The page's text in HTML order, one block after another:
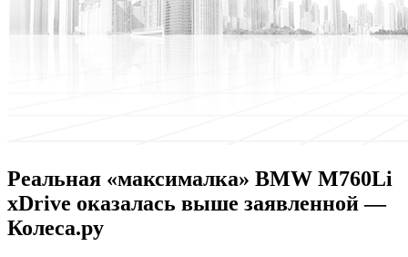
Реальная «максималка» BMW M760Li
xDrive оказалась выше заявленной —
Колеса.ру